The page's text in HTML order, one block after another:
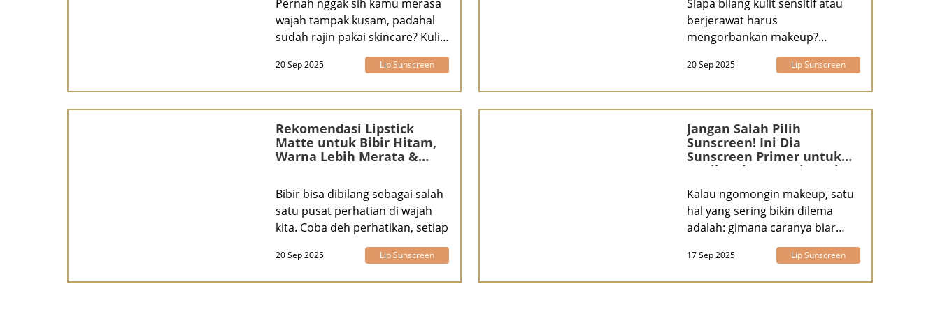
Pernah nggak sih kamu merasa
wajah tampak kusam, padahal
sudah rajin pakai skincare? Kulit
20 Sep 2025 Lip Sunscreen
Siapa bilang kulit sensitif atau
berjerawat harus
mengorbankan makeup?
Cushion adalah salah satu
20 Sep 2025 Lip Sunscreen
Rekomendasi Lipstick
Matte untuk Bibir Hitam,
Warna Lebih Merata &
Bibir bisa dibilang sebagai salah
satu pusat perhatian di wajah
kita. Coba deh perhatikan, setiap
20 Sep 2025 Lip Sunscreen
Jangan Salah Pilih
Sunscreen! Ini Dia
Sunscreen Primer untuk
Hasil Makeup Anti Crack &
Kalau ngomongin makeup, satu
hal yang sering bikin dilema
adalah: gimana caranya biar
17 Sep 2025 Lip Sunscreen